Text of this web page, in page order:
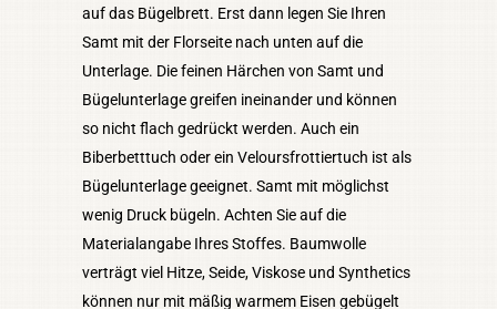
auf das Bügelbrett. Erst dann legen Sie Ihren
Samt mit der Florseite nach unten auf die
Unterlage. Die feinen Härchen von Samt und
Bügelunterlage greifen ineinander und können
so nicht flach gedrückt werden. Auch ein
Biberbetttuch oder ein Veloursfrottiertuch ist als
Bügelunterlage geeignet. Samt mit möglichst
wenig Druck bügeln. Achten Sie auf die
Materialangabe Ihres Stoffes. Baumwolle
verträgt viel Hitze, Seide, Viskose und Synthetics
können nur mit mäßig warmem Eisen gebügelt